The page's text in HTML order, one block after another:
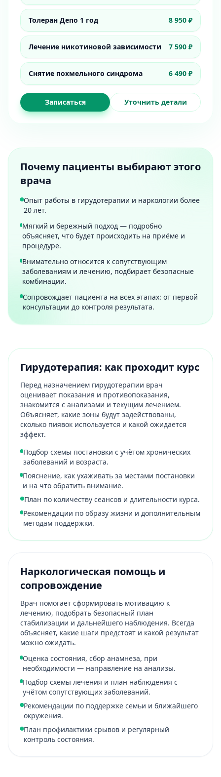
Толеран Депо 1 год 8 950 ₽
Лечение никотиновой зависимости 7 590 ₽
Снятие похмельного синдрома 6 490 ₽
Записаться Уточнить детали
Почему пациенты выбирают этого
врача
Опыт работы в гирудотерапии и наркологии более
20 лет.
Мягкий и бережный подход — подробно
объясняет, что будет происходить на приёме и
процедуре.
Внимательно относится к сопутствующим
заболеваниям и лечению, подбирает безопасные
комбинации.
Сопровождает пациента на всех этапах: от первой
консультации до контроля результата.
Гирудотерапия: как проходит курс
Перед назначением гирудотерапии врач
оценивает показания и противопоказания,
знакомится с анализами и текущим лечением.
Объясняет, какие зоны будут задействованы,
сколько пиявок используется и какой ожидается
эффект.
Подбор схемы постановки с учётом хронических
заболеваний и возраста.
Пояснение, как ухаживать за местами постановки
и на что обратить внимание.
План по количеству сеансов и длительности курса.
Рекомендации по образу жизни и дополнительным
методам поддержки.
Наркологическая помощь и
сопровождение
Врач помогает сформировать мотивацию к
лечению, подобрать безопасный план
стабилизации и дальнейшего наблюдения. Всегда
объясняет, какие шаги предстоят и какой результат
можно ожидать.
Оценка состояния, сбор анамнеза, при
необходимости — направление на анализы.
Подбор схемы лечения и план наблюдения с
учётом сопутствующих заболеваний.
Рекомендации по поддержке семьи и ближайшего
окружения.
План профилактики срывов и регулярный
контроль состояния.